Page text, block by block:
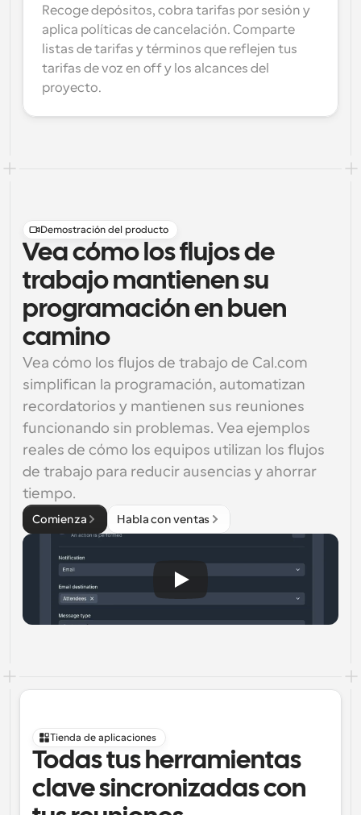
Recoge depósitos, cobra tarifas por sesión y
aplica políticas de cancelación. Comparte
listas de tarifas y términos que reflejen tus
tarifas de voz en off y los alcances del
proyecto.
Demostración del producto
Vea cómo los flujos de
trabajo mantienen su
programación en buen
camino
Vea cómo los flujos de trabajo de Cal.com
simplifican la programación, automatizan
recordatorios y mantienen sus reuniones
funcionando sin problemas. Vea ejemplos
reales de cómo los equipos utilizan los flujos
de trabajo para reducir ausencias y ahorrar
tiempo.
Comienza Habla con ventas
Tienda de aplicaciones
Todas tus herramientas
clave sincronizadas con